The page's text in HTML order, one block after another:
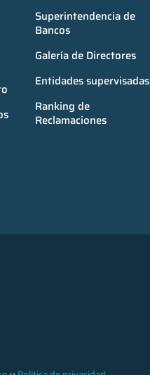
Superintendencia de
Bancos
Galería de Directores
Entidades supervisadas
Ranking de
Reclamaciones